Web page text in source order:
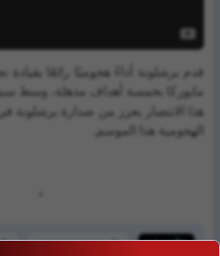
قدم برشلونة أداءً هجوميًا رائعًا
مايوركا بخمسة أهداف مذهلة، وسط
هذا الانتصار يعزز من صدارة برشلونة
الهجومية هذا الموسم.
الأقسام ملخص المباريات